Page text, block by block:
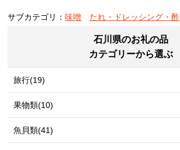
サブカテゴリ：味噌 たれ・ドレッシング・酢
石川県のお礼の品
カテゴリーから選ぶ
旅行(19)
果物類(10)
魚貝類(41)